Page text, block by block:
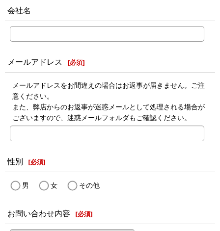
会社名
メールアドレス [必須]
メールアドレスをお間違えの場合はお返事が届きません。ご注
意ください。
また、弊店からのお返事が迷惑メールとして処理される場合が
ございますので、迷惑メールフォルダもご確認ください。
性別 [必須]
男 女 その他
お問い合わせ内容 [必須]